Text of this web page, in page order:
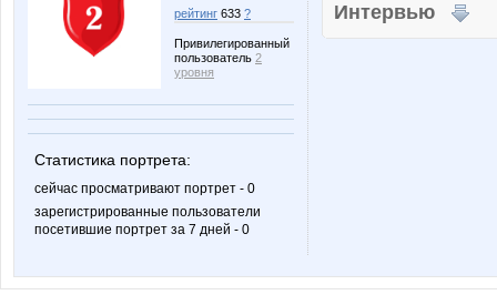
рейтинг 633 ?
Привилегированный
пользователь 2
уровня
Статистика портрета:
сейчас просматривают портрет - 0
зарегистрированные пользователи
посетившие портрет за 7 дней - 0
Интервью